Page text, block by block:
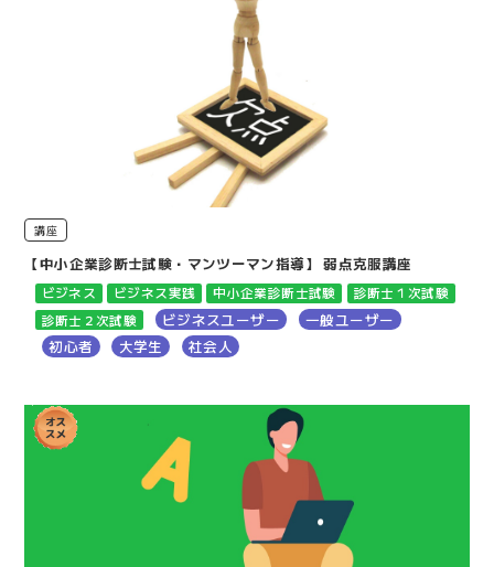
講座
【中小企業診断士試験・マンツーマン指導】 弱点克服講座
ビジネス ビジネス実践 中小企業診断士試験
診断士１次試験
診断士２次試験
ビジネスユーザー
一般ユーザー
初心者
大学生 社会人